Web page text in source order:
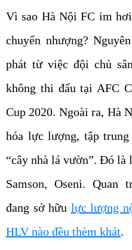
Vì sao Hà Nội FC im
chuyển nhượng?
phát từ việc đội chủ
không thi đấu tại AFC
Cup 2020. Ngoài ra, Hà
hóa lực lượng, tập
“cây nhà lá vườn”. Đó là
Samson, Oseni. Quan
đang sở hữu lực lượng
HLV nào đều thèm khát.